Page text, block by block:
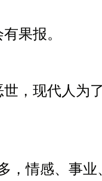
果报。
，现代人为
，情感、事业